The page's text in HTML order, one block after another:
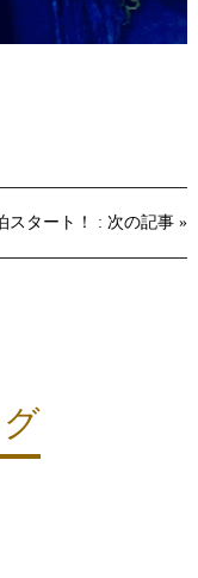
スタート！ : 次の記事 »